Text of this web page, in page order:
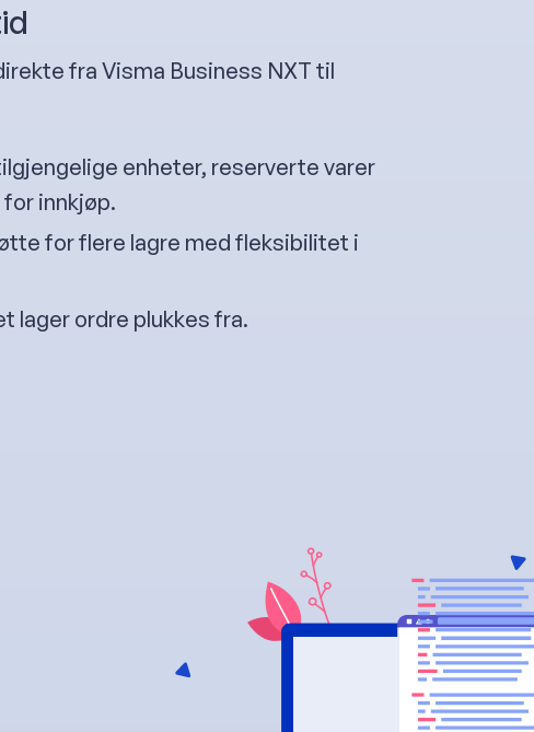
fra Visma Business NXT til
enheter, reserverte varer
innkjøp.
for flere lagre med fleksibilitet i
lager ordre plukkes fra.